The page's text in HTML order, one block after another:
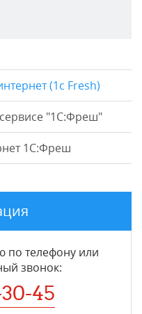
(1c Fresh)
"1С:Фреш"
1С:Фреш
по телефону или
звонок:
45